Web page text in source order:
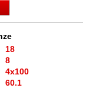
18
8
4x100
60.1